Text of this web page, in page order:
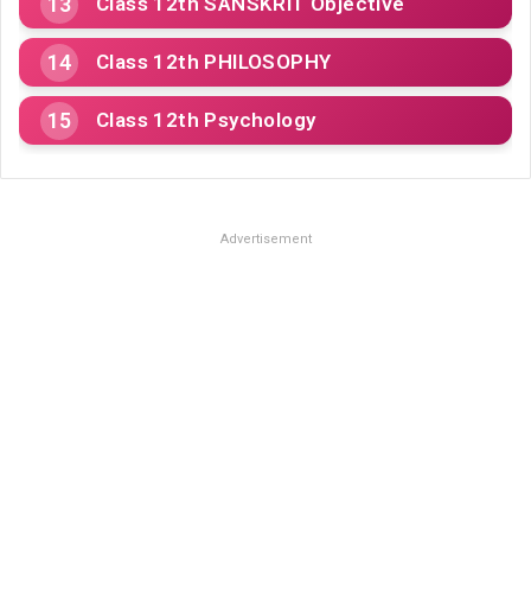
Class 12th PHILOSOPHY
Class 12th Psychology
Advertisement